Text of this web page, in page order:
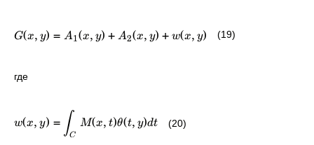
G(x, y) = A1(x, y) + A2(x, y) + w(x, y) (19)
где
w(x, y) = ∫C
M(x, t)θ(t, y)dt (20)